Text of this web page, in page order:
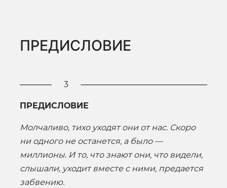
ПРЕДИСЛОВИЕ
3
ПРЕДИСЛОВИЕ
Молчаливо, тихо уходят они от нас. Скоро
ни одного не останется, а было —
миллионы. И то, что знают они, что видели,
слышали, уходит вместе с ними, предается
забвению.